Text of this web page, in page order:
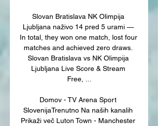
Slovan Bratislava NK Olimpija
Ljubljana naživo 14 pred 5 urami —
In total, they won one match, lost four
matches and achieved zero draws.
Slovan Bratislava vs NK Olimpija
Ljubljana Live Score & Stream
Free, ...
Domov - TV Arena Sport
SlovenijaTrenutno Na naših kanalih
Prikaži več Luton Town - Manchester